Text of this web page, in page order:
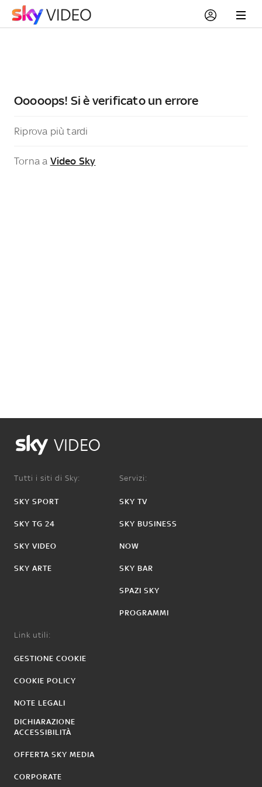
Ooooops! Si è verificato un errore
Riprova più tardi
Torna a Video Sky
VIDEO
Tutti i siti di Sky:
SKY SPORT
SKY TG 24
SKY VIDEO
SKY ARTE
Servizi:
SKY TV
SKY BUSINESS
NOW
SKY BAR
SPAZI SKY
PROGRAMMI
Link utili:
GESTIONE COOKIE
COOKIE POLICY
NOTE LEGALI
DICHIARAZIONE
ACCESSIBILITÀ
OFFERTA SKY MEDIA
CORPORATE